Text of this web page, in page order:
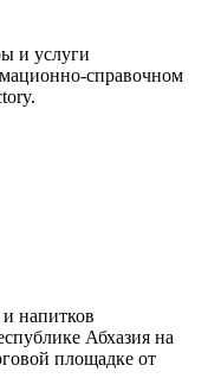
и услуги
справочном
напитков
Абхазия на
площадке от